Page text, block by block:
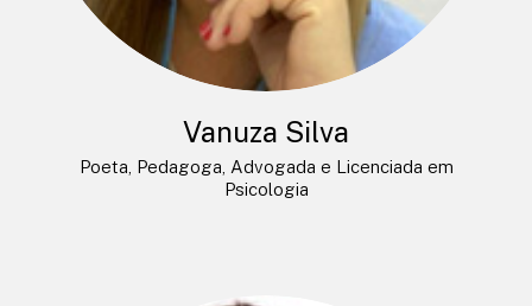
Vanuza Silva
Poeta, Pedagoga, Advogada e Licenciada em
Psicologia